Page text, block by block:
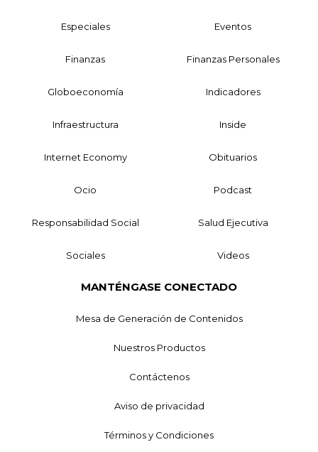
Especiales Eventos
Finanzas Finanzas Personales
Globoeconomía Indicadores
Infraestructura Inside
Internet Economy Obituarios
Ocio Podcast
Responsabilidad Social Salud Ejecutiva
Sociales Videos
MANTÉNGASE CONECTADO
Mesa de Generación de Contenidos
Nuestros Productos
Contáctenos
Aviso de privacidad
Términos y Condiciones